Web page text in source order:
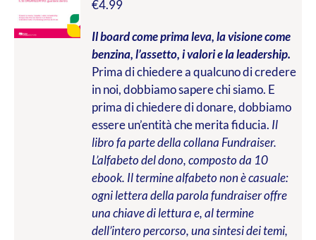
€4.99
Il board come prima leva, la visione come
benzina, l’assetto, i valori e la leadership.
Prima di chiedere a qualcuno di credere
in noi, dobbiamo sapere chi siamo. E
prima di chiedere di donare, dobbiamo
essere un’entità che merita fiducia. Il
libro fa parte della collana Fundraiser.
L’alfabeto del dono, composto da 10
ebook. Il termine alfabeto non è casuale:
ogni lettera della parola fundraiser offre
una chiave di lettura e, al termine
dell’intero percorso, una sintesi dei temi,